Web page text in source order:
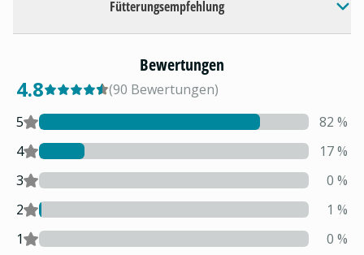
Fütterungsempfehlung
Bewertungen
4.8 (90 Bewertungen)
5
82 %
4
17%
3
0 %
2
1 %
1
0 %